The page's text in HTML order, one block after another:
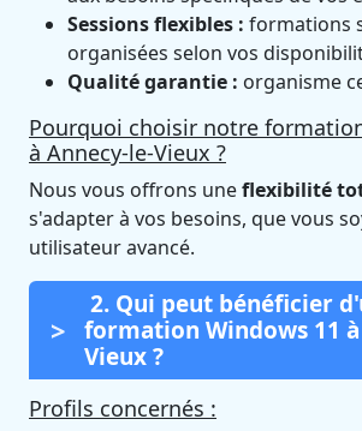
Sessions flexibles : formations
organisées selon vos
Qualité garantie : organisme
Pourquoi choisir notre
à Annecy-le-Vieux ?
Nous vous offrons uneflexibilité
s'adapter à vos besoins, que vous
utilisateur avancé.
2. Qui peut bénéficier
formation Windows 11
Vieux ?
Profils concernés :